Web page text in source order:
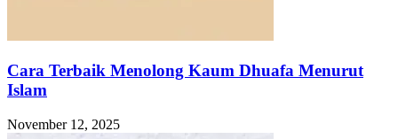
Cara Terbaik Menolong Kaum Dhuafa Menurut
Islam
November 12, 2025